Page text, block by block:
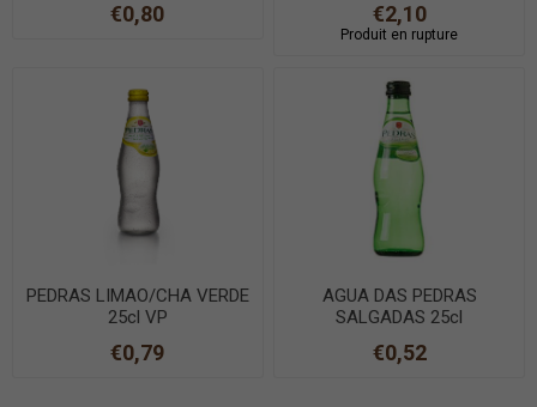
€0,80 €2,10
Produit en rupture
PEDRAS LIMAO/CHA VERDE
25cl VP
€0,79
AGUA DAS PEDRAS
SALGADAS 25cl
€0,52